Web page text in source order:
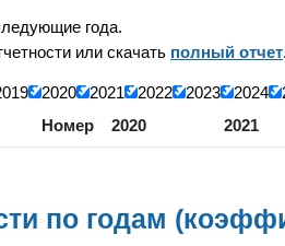
года.
или скачать полный отчет.
2020 2021 2022 2023 2024
Номер
2020 2021
по годам